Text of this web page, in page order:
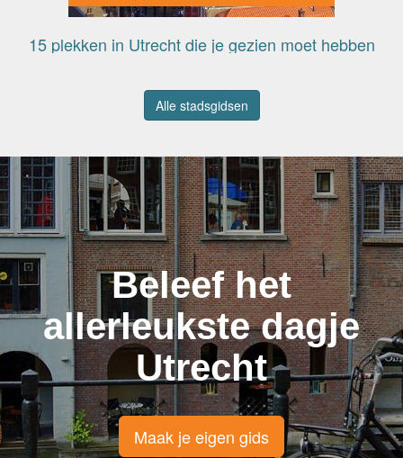
15 plekken in Utrecht die je gezien moet hebben
Alle stadsgidsen
Beleef het
allerleukste dagje
Utrecht
Maak je eigen gids